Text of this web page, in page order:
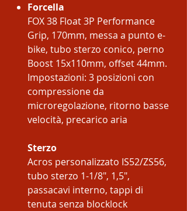
Forcella
FOX 38 Float 3P Performance
Grip, 170mm, messa a punto e-
bike, tubo sterzo conico, perno
Boost 15x110mm, offset 44mm.
Impostazioni: 3 posizioni con
compressione da
microregolazione, ritorno basse
velocità, precarico aria
Sterzo
Acros personalizzato IS52/ZS56,
tubo sterzo 1-1/8", 1,5",
passacavi interno, tappi di
tenuta senza blocklock